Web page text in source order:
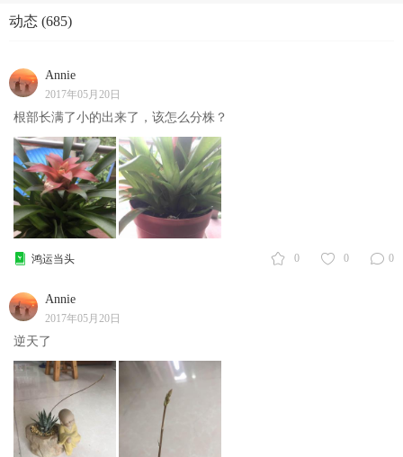
动态 (685)
Annie
2017年05月20日
根部长满了小的出来了，该怎么分株？
0 0 0
鸿运当头
Annie
2017年05月20日
逆天了